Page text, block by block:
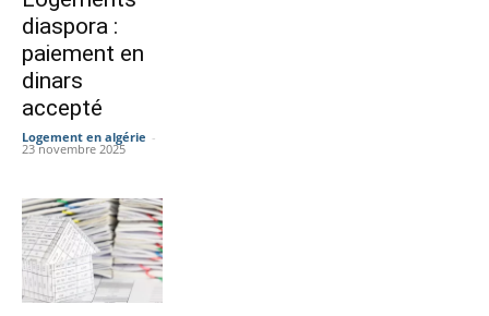
diaspora :
paiement en
dinars
accepté
Logement en algérie -
23 novembre 2025